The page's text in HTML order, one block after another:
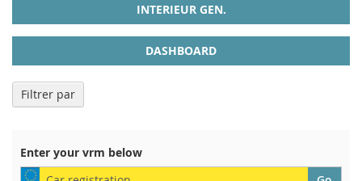
INTERIEUR GEN.
DASHBOARD
Enter your vrm below
Filtrer par